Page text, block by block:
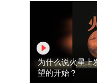
为什么说火星上
望的开始？